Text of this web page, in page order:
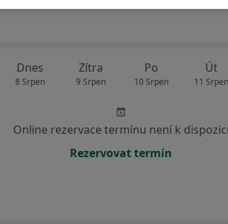
Dnes
8 Srpen
Zítra
9 Srpen
Po
10 Srpen
Út
11 Srpen
Online rezervace termínu není k dispozici
Rezervovat termín